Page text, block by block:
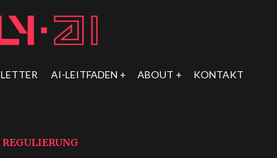
AI-LEITFADEN ABOUT KONTAKT